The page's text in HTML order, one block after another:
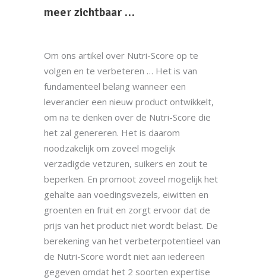
meer zichtbaar …
Om ons artikel over Nutri-Score op te
volgen en te verbeteren … Het is van
fundamenteel belang wanneer een
leverancier een nieuw product ontwikkelt,
om na te denken over de Nutri-Score die
het zal genereren. Het is daarom
noodzakelijk om zoveel mogelijk
verzadigde vetzuren, suikers en zout te
beperken. En promoot zoveel mogelijk het
gehalte aan voedingsvezels, eiwitten en
groenten en fruit en zorgt ervoor dat de
prijs van het product niet wordt belast. De
berekening van het verbeterpotentieel van
de Nutri-Score wordt niet aan iedereen
gegeven omdat het 2 soorten expertise